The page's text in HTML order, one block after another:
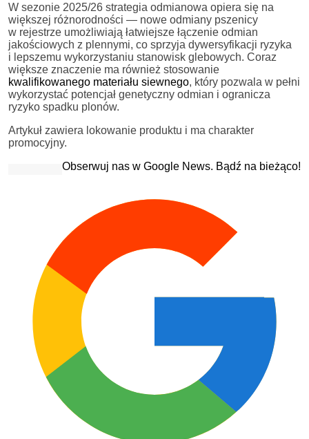
W sezonie 2025/26 strategia odmianowa opiera się na
większej różnorodności — nowe odmiany pszenicy
w rejestrze umożliwiają łatwiejsze łączenie odmian
jakościowych z plennymi, co sprzyja dywersyfikacji ryzyka
i lepszemu wykorzystaniu stanowisk glebowych. Coraz
większe znaczenie ma również stosowanie
kwalifikowanego materiału siewnego, który pozwala w pełni
wykorzystać potencjał genetyczny odmian i ogranicza
ryzyko spadku plonów.
Artykuł zawiera lokowanie produktu i ma charakter
promocyjny.
Obserwuj nas w Google News. Bądź na bieżąco!